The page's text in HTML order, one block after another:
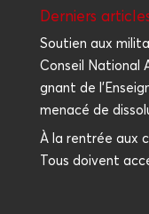
Der­niers
Sou­tien aux
Conseil Natio­nal
gnant de
mena­cé de
À la ren­trée aux
Tous doivent